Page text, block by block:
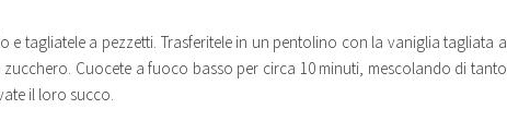
e tagliatele a pezzetti. Trasferitele in un pentolino con la vaniglia tagliata a
Cuocete a fuoco basso per circa 10 minuti, mescolando di tanto
il loro succo.